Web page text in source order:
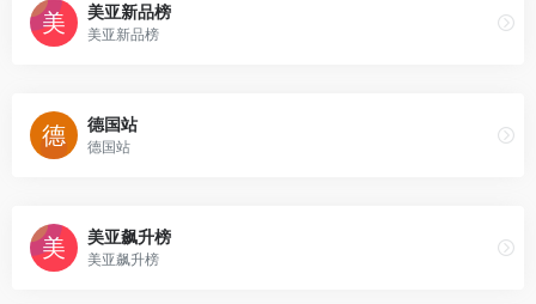
美亚新品榜
美亚新品榜
德国站
德国站
美亚飙升榜
美亚飙升榜